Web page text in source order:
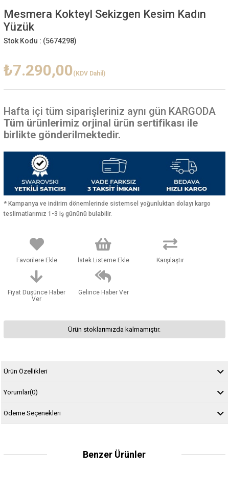
Mesmera Kokteyl Sekizgen Kesim Kadın
Yüzük
Stok Kodu : (5674298)
₺7.290,00 (KDV Dahil)
Hafta içi tüm siparişleriniz aynı gün KARGODA
Tüm ürünlerimiz orjinal ürün sertifikası ile
birlikte gönderilmektedir.
* Kampanya ve indirim dönemlerinde sistemsel yoğunluktan dolayı kargo
teslimatlarımız 1-3 iş gününü bulabilir.
Favorilere Ekle İstek Listeme Ekle Karşılaştır
Fiyat Düşünce Haber
Ver
Gelince Haber Ver
Ürün stoklarımızda kalmamıştır.
Ürün Özellikleri
Yorumlar(0)
Ödeme Seçenekleri
Benzer Ürünler